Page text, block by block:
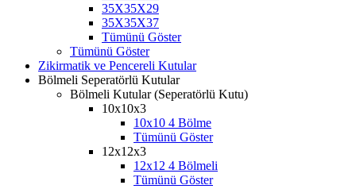
35X35X29
35X35X37
Tümünü Göster
Tümünü Göster
Zikirmatik ve Pencereli Kutular
Bölmeli Seperatörlü Kutular
Bölmeli Kutular (Seperatörlü Kutu)
10x10x3
10x10 4 Bölme
Tümünü Göster
12x12x3
12x12 4 Bölmeli
Tümünü Göster